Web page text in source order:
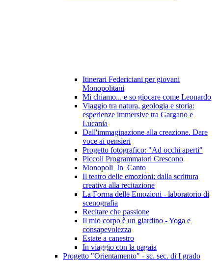
Itinerari Federiciani per giovani
Monopolitani
Mi chiamo... e so giocare come Leonardo
Viaggio tra natura, geologia e storia:
esperienze immersive tra Gargano e
Lucania
Dall'immaginazione alla creazione. Dare
voce ai pensieri
Progetto fotografico: "Ad occhi aperti"
Piccoli Programmatori Crescono
Monopoli_In_Canto
Il teatro delle emozioni: dalla scrittura
creativa alla recitazione
La Forma delle Emozioni - laboratorio di
scenografia
Recitare che passione
Il mio corpo è un giardino - Yoga e
consapevolezza
Estate a canestro
In viaggio con la pagaia
Progetto "Orientamento" - sc. sec. di I grado